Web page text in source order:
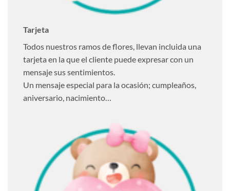
Tarjeta
Todos nuestros ramos de flores, llevan incluida una
tarjeta en la que el cliente puede expresar con un
mensaje sus sentimientos.
Un mensaje especial para la ocasión; cumpleaños,
aniversario, nacimiento…